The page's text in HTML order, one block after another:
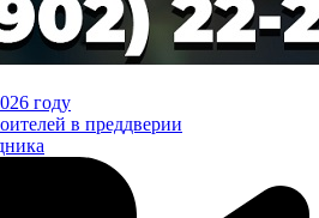
году
в преддверии